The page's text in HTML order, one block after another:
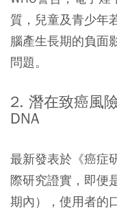
質，兒童及青少年
腦產生長期的負面
問題。
2. 潛在致癌風
DNA
最新發表於《癌症
際研究證實，即便
期內），使用者的